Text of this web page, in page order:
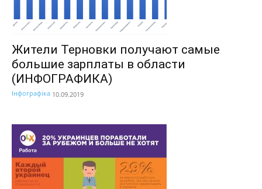
Жители Терновки получают самые
большие зарплаты в области
(ИНФОГРАФИКА)
Інфографіка 10.09.2019